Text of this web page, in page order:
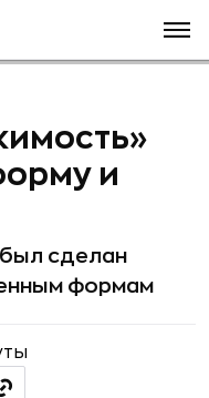
и
сделан
формам